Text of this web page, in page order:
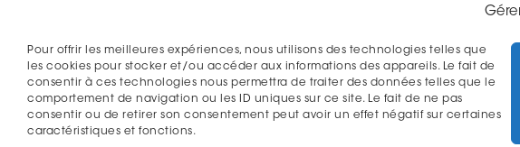
Pour offrir les meilleures expériences, nous utilisons des technologies telles que
les cookies pour stocker et/ou accéder aux informations des appareils. Le fait de
consentir à ces technologies nous permettra de traiter des données telles que le
comportement de navigation ou les ID uniques sur ce site. Le fait de ne pas
consentir ou de retirer son consentement peut avoir un effet négatif sur certaines
caractéristiques et fonctions.